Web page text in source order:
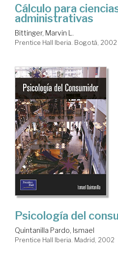
Cálculo para
administrativas
Bittinger, Marvin L.
Prentice Hall Iberia. Bogotá, 2002
Psicología del
Quintanilla Pardo, Ismael
Prentice Hall Iberia. Madrid, 2002